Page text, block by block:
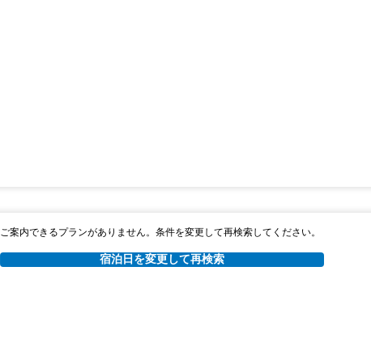
ご案内できるプランがありません。条件を変更して再検索してください。
宿泊日を変更して再検索